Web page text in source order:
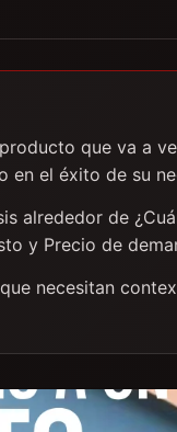
que va a
en el éxito de su
alrededor de
y Precio de
necesitan